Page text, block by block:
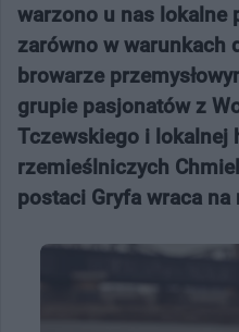
warzono u nas lokalne
zarówno w warunkach
browarze
grupie pasjonatów z
Tczewskiego i lokalnej
rzemieślniczych
postaci Gryfa wraca na